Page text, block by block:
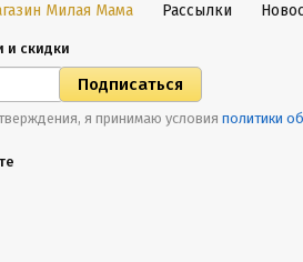
Милая Мама Рассылки
и скидки
я принимаю условия политики